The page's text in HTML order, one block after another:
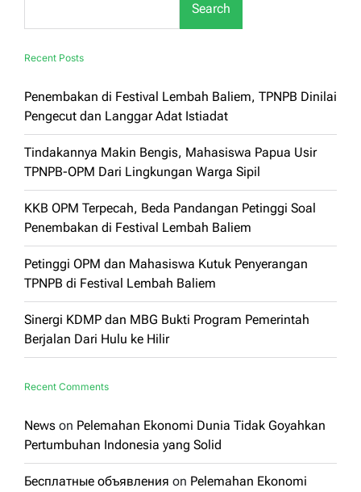
Search
Recent Posts
Penembakan di Festival Lembah Baliem, TPNPB Dinilai
Pengecut dan Langgar Adat Istiadat
Tindakannya Makin Bengis, Mahasiswa Papua Usir
TPNPB-OPM Dari Lingkungan Warga Sipil
KKB OPM Terpecah, Beda Pandangan Petinggi Soal
Penembakan di Festival Lembah Baliem
Petinggi OPM dan Mahasiswa Kutuk Penyerangan
TPNPB di Festival Lembah Baliem
Sinergi KDMP dan MBG Bukti Program Pemerintah
Berjalan Dari Hulu ke Hilir
Recent Comments
News on Pelemahan Ekonomi Dunia Tidak Goyahkan
Pertumbuhan Indonesia yang Solid
Бесплатные объявления on Pelemahan Ekonomi